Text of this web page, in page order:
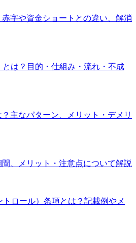
赤字や資金ショートとの違い、解消
は？目的・仕組み・流れ・不成
主なパターン、メリット・デメリ
、メリット・注意点について解説
ロール）条項とは？記載例やメ